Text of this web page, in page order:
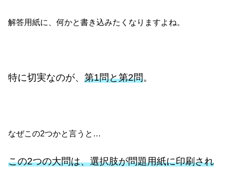
解答用紙に、何かと書き込みたくなりますよね。
特に切実なのが、第1問と第2問。
なぜこの2つかと言うと…
この2つの大問は、選択肢が問題用紙に印刷され